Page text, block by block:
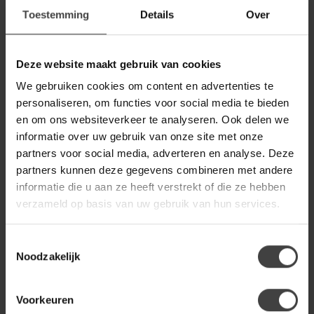
Toestemming Details Over
Deze website maakt gebruik van cookies
We gebruiken cookies om content en advertenties te
personaliseren, om functies voor social media te bieden
en om ons websiteverkeer te analyseren. Ook delen we
informatie over uw gebruik van onze site met onze
partners voor social media, adverteren en analyse. Deze
partners kunnen deze gegevens combineren met andere
informatie die u aan ze heeft verstrekt of die ze hebben
verzameld op basis van uw gebruik van hun services.
Noodzakelijk
Voorkeuren
afmetingen
Eleonora Salontafel Bobbie -
lichtbruin
WOONMAX
WoonMax Eettafel
Wellington Deens Ovaal
Lamulux - Diverse kleuren en
afmetingen
€799,00
PTMD Salontafel Muka wit
onderstel - laag